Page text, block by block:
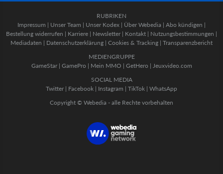
RUBRIKEN
Impressum | Unser Team | Unser Kodex | Über Webedia | Abo kündigen |
Bestellung widerrufen | Karriere | Newsletter | Kontakt | Nutzungsbestimmungen |
Mediadaten | Datenschutzerklärung | Cookies & Tracking | Transparenzbericht
MEDIENGRUPPE
GameStar| GamePro | Mein MMO | GetHero | Jeuxvideo.com
SOCIAL MEDIA
Twitter | Facebook | Instagram | TikTok | WhatsApp
Copyright © Webedia - alle Rechte vorbehalten